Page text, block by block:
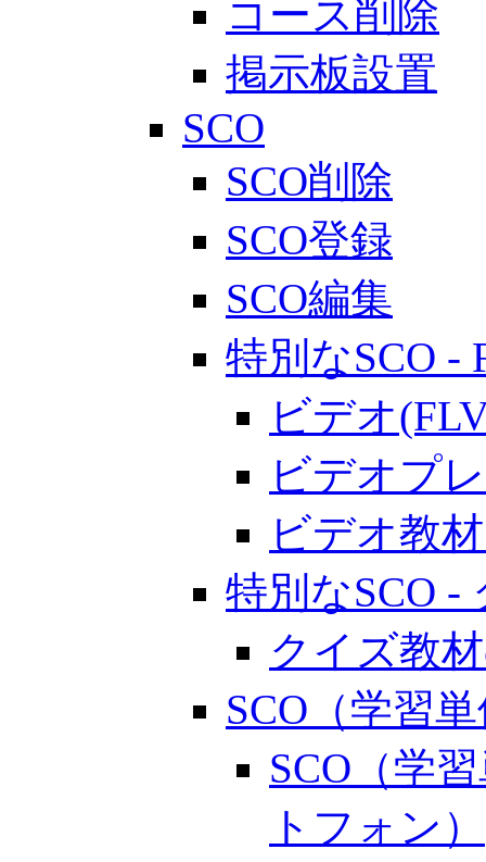
コース削除
掲示板設置
SCO
SCO削除
SCO登録
SCO編集
特別なSCO -
ビデオ
ビデオプ
ビデオ教
特別なSCO -
クイズ教
SCO（学習
SCO（学
トフォン）